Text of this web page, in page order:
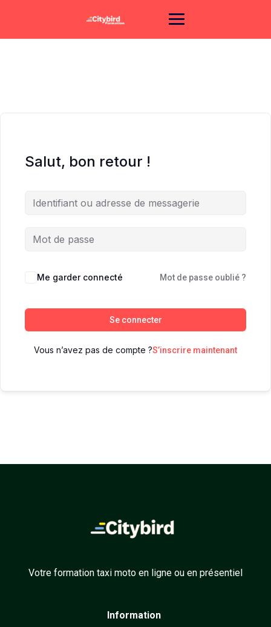
Salut, bon retour !
Me garder connecté Mot de passe oublié ?
Se connecter
Vous n’avez pas de compte ?S’inscrire maintenant
Votre formation taxi moto en ligne ou en présentiel
Information